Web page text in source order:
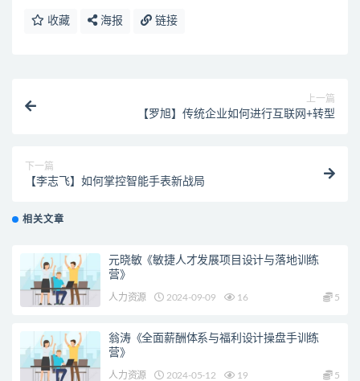
收藏 海报 链接
上一篇
【罗旭】传统企业如何进行互联网+转型
下一篇
【李志飞】如何掌控智能手表新战局
相关文章
元晓敏《敏捷人才发展项目设计与落地训练
营》
人力资源 2024-09-09 16 5
翁涛《全面薪酬体系与福利设计操盘手训练
营》
人力资源 2024-05-12 19 5